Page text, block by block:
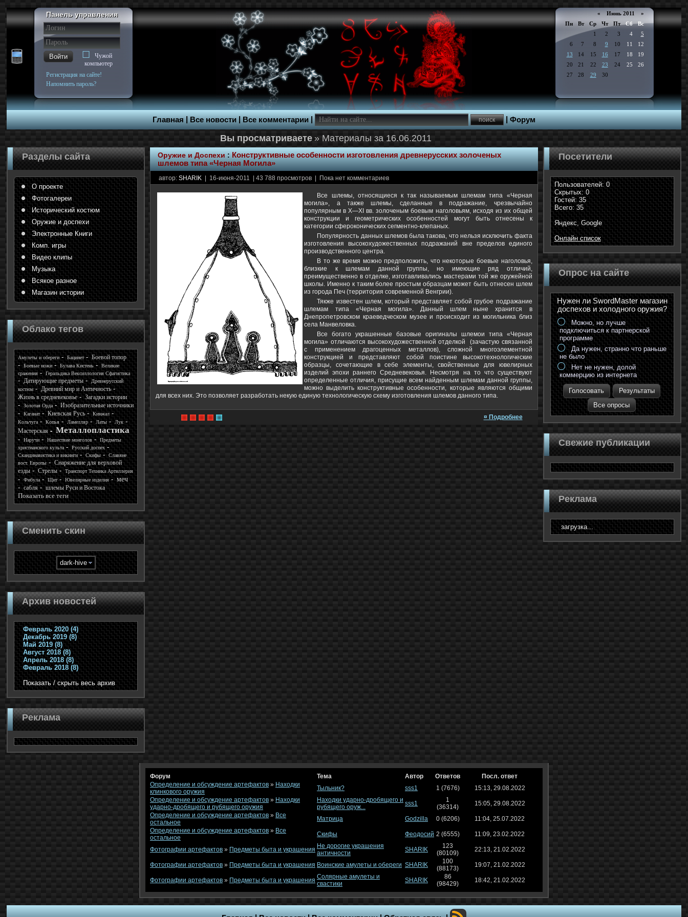
Панель управления
Войти
Чужой
компьютер
Регистрация на сайте!
Напомнить пароль?
«Июнь 2011»
Пн
Вт Ср Чт Пт Сб
Вс
1
2 3 4
5
6
7 8 9 10 11
12
13
14 15 16 17 18
19
20
21 22 23 24 25
26
27
28 29 30
Главная|Все новости|Все комментарии| |Форум
» Материалы за 16.06.2011
Оружие и Доспехи: Конструктивные особенности изготовления древнерусских золоченых
шлемов типа «Черная Могила»
автор:SHARIK | 16-июня-2011 | 43 788 просмотров | Пока нет комментариев
Все шлемы, относящиеся к так называемым шлемам типа «Черная
могила», а также шлемы, сделанные в подражание, чрезвычайно
популярным в X—XI вв. золоченым боевым наголовьям, исходя из их общей
конструкции и геометрических особенностей могут быть отнесены к
категории сфероконических сегментно-клепаных.
Популярность данных шлемов была такова, что нельзя исключить факта
изготовления высокохудожественных подражаний вне пределов единого
производственного центра.
В то же время можно предположить, что некоторые боевые наголовья,
близкие к шлемам данной группы, но имеющие ряд отличий,
преимущественно в отделке, изготавливались мастерами той же оружейной
школы. Именно к таким более простым образцам может быть отнесен шлем
из города Печ (территория современной Венгрии).
Тякже известен шлем, который представляет собой грубое подражание
шлемам типа «Черная могила». Данный шлем ныне хранится в
Днепропетровском краеведческом музее и происходит из могильника близ
села Манвеловка.
Все богато украшенные базовые оригиналы шлемои типа «Черная
могила» отличаются высокохудожественной отделкой (зачастую связанной
с применением драгоценных металлов), сложной многоэлементной
конструкцией и представляют собой поистине высокотехнологические
образцы, сочетающие в себе элементы, свойственные для ювелирных
изделий эпохи раннего Средневековья. Несмотря на то что существуют
определенные отличия, присущие всем найденным шлемам данной группы,
можно выделить конструктивные особенности, которые являются общими
для всех них. Это позволяет разработать некую единую технологическую схему изготовления шлемов данного типа.
¤ Подробнее
Разделы сайта
О проекте
Фотогалереи
Исторический костюм
Оружие и доспехи
Электронные Книги
Комп. игры
Видео клипы
Музыка
Всякое разное
Магазин истории
Облако тегов
Амулеты и обереги Бацинет Боевой топор
Боевые ножи Булава Кистень
Великие
сражения
Геральдика Вексиллология Сфагистика
Датирующие предметы
Древнерусский
костюм
Древний мир и Античность
Жизнь в средневековье
Загадки истории
Золотая Орда Изобразительные источники
Каганат Киевская Русь
Кинжал
Кольчуга
Копья Ламелляр Латы Лук
Мастерская Металлопластика
Наручи Нашествие монголов
Предметы
христианского культа
Русский доспех
Скандинавистика и викинги
Скифы
Славяне
вост. Европы
Снаряжение для верховой
езды
Стрелы
Транспорт Техника Артиллерия
Фибула
Щит Ювелирные изделия меч
сабля шлемы Руси и Востока
Показать все теги
Сменить скин
Архив новостей
Февраль 2020 (4)
Декабрь 2019 (8)
Май 2019 (8)
Август 2018 (8)
Апрель 2018 (8)
Февраль 2018 (8)
Показать / скрыть весь архив
Реклама
Посетители
Пользователей: 0
Скрытых: 0
Гостей: 35
Всего: 35
Яндекс, Google
Онлайн список
Опрос на сайте
Нужен ли SwordMaster магазин
доспехов и холодного оружия?
Можно, но лучше
подключиться к партнерской
программе
Да нужен, странно что раньше
не было
Нет не нужен, долой
коммерцию из интернета
Голосовать
Результаты
Все опросы
Свежие публикации
Реклама
загрузка...
Форум Тема Автор Ответов
Посл. ответ
Определение и обсуждение артефактов » Находки
клинкового оружия
Тыльник? sss1 1 (7676)
15:13, 29.08.2022
Определение и обсуждение артефактов » Находки
ударно-дробящего и рубящего оружия
Находки ударно-дробящего и
рубящего оруж...
sss1
1
(36314)
15:05, 29.08.2022
Определение и обсуждение артефактов » Все
остальное
Матрица Godzilla 0 (6206)
11:04, 25.07.2022
Определение и обсуждение артефактов » Все
остальное
Скифы Феодосий 2 (6555) 11:09, 23.02.2022
Фотографии артефактов » Предметы быта и украшения Не дорогие украшения
античности
SHARIK
123
(80109)
22:13, 21.02.2022
Фотографии артефактов » Предметы быта и украшения Воинские амулеты и обереги SHARIK
100
(88173)
19:07, 21.02.2022
Фотографии артефактов » Предметы быта и украшения Солярные амулеты и
свастики
SHARIK
86
(98429)
18:42, 21.02.2022